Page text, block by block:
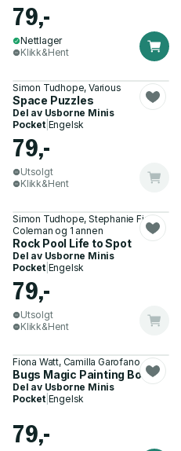
79,-
Nettlager
Klikk&Hent
Simon Tudhope, Various
Space Puzzles
Del av Usborne Minis
Pocket| Engelsk
79,-
Utsolgt
Klikk&Hent
Simon Tudhope, Stephanie Fizer
Coleman og 1 annen
Rock Pool Life to Spot
Del av Usborne Minis
Pocket| Engelsk
79,-
Utsolgt
Klikk&Hent
Fiona Watt, Camilla Garofano
Bugs Magic Painting Book
Del av Usborne Minis
Pocket| Engelsk
79,-